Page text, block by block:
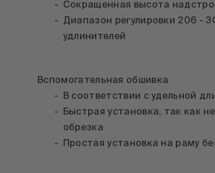
Сокращенная высота
Диапазон регулировки 206 -
удлинителей
Вспомогательная обшивка
В соответствии с удельной
Быстрая установка, так как
обрезка
Простая установка на раму